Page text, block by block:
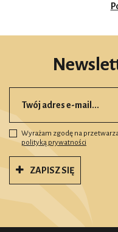
Wyrażam zgodę na
polityką prywatności
ZAPISZ SIĘ